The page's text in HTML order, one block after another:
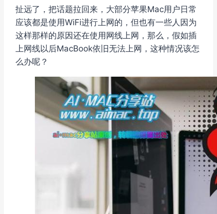
扯远了，把话题拉回来，大部分苹果Mac用户日常
应该都是使用WiFi进行上网的，但也有一些人因为
这样那样的原因还在使用网线上网，那么，假如插
上网线以后MacBook依旧无法上网，这种情况该怎
么办呢？